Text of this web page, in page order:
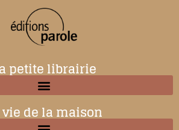
petite librairie
vie de la maison